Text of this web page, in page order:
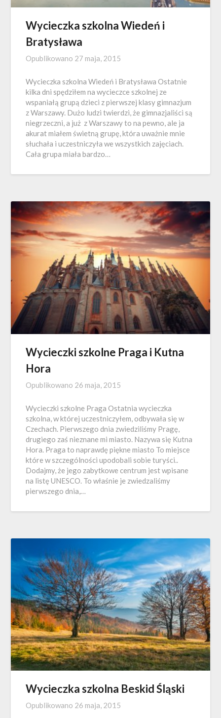
Wycieczka szkolna Wiedeń i
Bratysława
Opublikowano 27 maja, 2015
Wycieczka szkolna Wiedeń i Bratysława Ostatnie
kilka dni spędziłem na wycieczce szkolnej ze
wspaniałą grupą dzieci z pierwszej klasy gimnazjum
z Warszawy. Dużo ludzi twierdzi, że gimnazjaliści są
niegrzeczni, a już z Warszawy to na pewno, ale ja
akurat miałem świetną grupę, która uważnie mnie
słuchała i uczestniczyła we wszystkich zajęciach.
Cała grupa miała bardzo…
Wycieczki szkolne Praga i Kutna
Hora
Opublikowano 26 maja, 2015
Wycieczki szkolne Praga Ostatnia wycieczka
szkolna, w której uczestniczyłem, odbywała się w
Czechach. Pierwszego dnia zwiedziliśmy Pragę,
drugiego zaś nieznane mi miasto. Nazywa się Kutna
Hora. Praga to naprawdę piękne miasto To miejsce
które w szczególności upodobali sobie turyści..
Dodajmy, że jego zabytkowe centrum jest wpisane
na listę UNESCO. To właśnie je zwiedzaliśmy
pierwszego dnia,…
Wycieczka szkolna Beskid Śląski
Opublikowano 26 maja, 2015